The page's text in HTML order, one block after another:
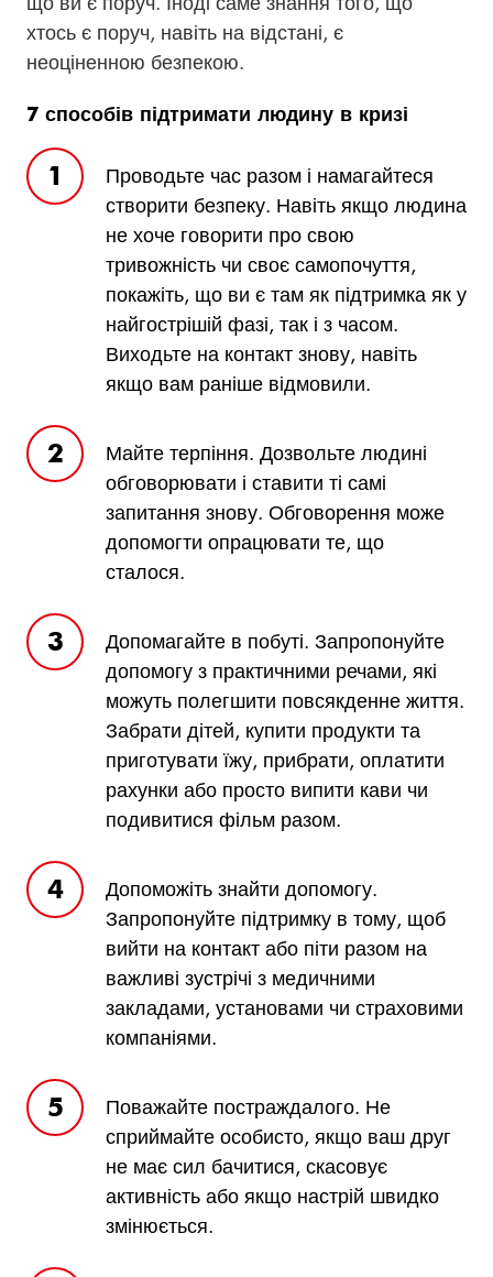
хтось є поруч, навіть на відстані, є
неоціненною безпекою.
7 способів підтримати людину в кризі
Проводьте час разом і намагайтеся
створити безпеку. Навіть якщо людина
не хоче говорити про свою
тривожність чи своє самопочуття,
покажіть, що ви є там як підтримка як у
найгострішій фазі, так і з часом.
Виходьте на контакт знову, навіть
якщо вам раніше відмовили.
Майте терпіння. Дозвольте людині
обговорювати і ставити ті самі
запитання знову. Обговорення може
допомогти опрацювати те, що
сталося.
Допомагайте в побуті. Запропонуйте
допомогу з практичними речами, які
можуть полегшити повсякденне життя.
Забрати дітей, купити продукти та
приготувати їжу, прибрати, оплатити
рахунки або просто випити кави чи
подивитися фільм разом.
Допоможіть знайти допомогу.
Запропонуйте підтримку в тому, щоб
вийти на контакт або піти разом на
важливі зустрічі з медичними
закладами, установами чи страховими
компаніями.
Поважайте постраждалого. Не
сприймайте особисто, якщо ваш друг
не має сил бачитися, скасовує
активність або якщо настрій швидко
змінюється.